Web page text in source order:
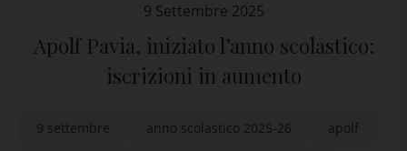
9 Settembre 2025
Apolf Pavia, iniziato l’anno scolastico:
iscrizioni in aumento
9 settembre anno scolastico 2025-26 apolf